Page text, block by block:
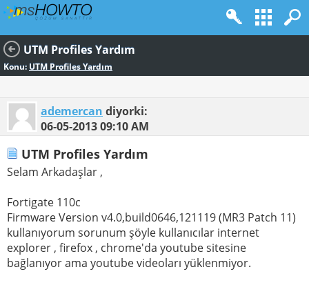
UTM Profiles Yardım
Konu: UTM Profiles Yardım
ademercan diyorki:
06-05-201309:10 AM
UTM Profiles Yardım
Selam Arkadaşlar ,
Fortigate 110c
Firmware Version v4.0,build0646,121119 (MR3 Patch 11)
kullanıyorum sorunum şöyle kullanıcılar internet
explorer , firefox , chrome'da youtube sitesine
bağlanıyor ama youtube videoları yüklenmiyor.